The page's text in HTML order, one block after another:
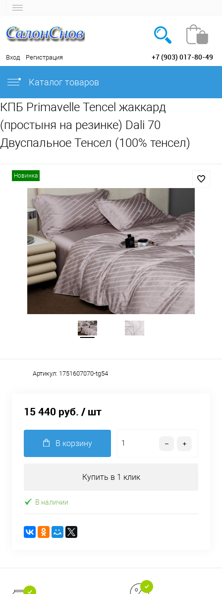
Вход Регистрация +7 (903) 017-80-49
Каталог товаров
КПБ Primavelle Tencel жаккард
(простыня на резинке) Dali 70
Двуспальное Тенсел (100% тенсел)
Новинка
Артикул: 1751607070-tg54
15 440 руб. / шт
В корзину
Купить в 1 клик
В наличии